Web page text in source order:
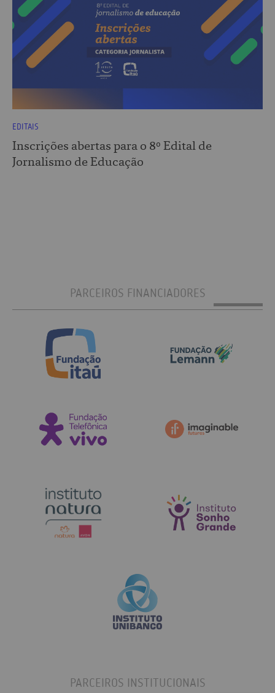
EDITAIS
Inscrições abertas para o 8º Edital de
Jornalismo de Educação
PARCEIROS FINANCIADORES
PARCEIROS INSTITUCIONAIS